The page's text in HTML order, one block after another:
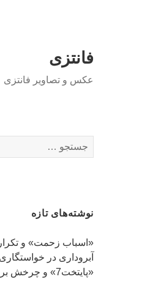
فانتزی
عکس و تصاویر فانتزی
س
ب
ا
ی
:
نوشته‌های تازه
«اسباب زحمت» و
آبروداری در
«پایتخت7» و چرخش بر مدار تکرار